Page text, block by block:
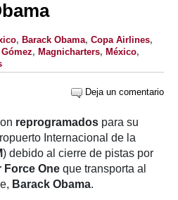
, Barack Obama, Copa Airlines,
, Magnicharters, México,
Deja un comentario
reprogramados para su
Internacional de la
) debido al cierre de pistas por
Force One que transporta al
Barack Obama.